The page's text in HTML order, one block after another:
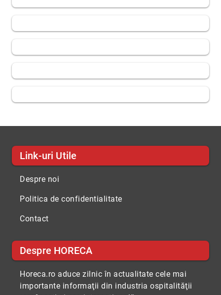
Link-uri Utile
Despre noi
Politica de confidentialitate
Contact
Despre HORECA
Horeca.ro aduce zilnic în actualitate cele mai
importante informaţii din industria ospitalităţii